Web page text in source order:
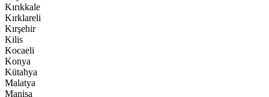
Kırıkkale
Kırklareli
Kırşehir
Kilis
Kocaeli
Konya
Kütahya
Malatya
Manisa